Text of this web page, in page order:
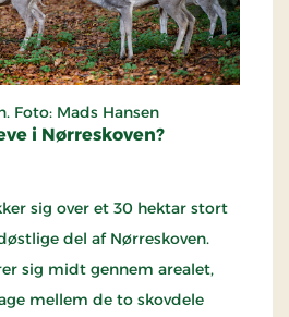
Foto: Mads Hansen
i Nørreskoven?
sig over et 30 hektar stort
del af Nørreskoven.
sig midt gennem arealet,
mellem de to skovdele